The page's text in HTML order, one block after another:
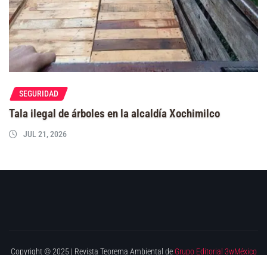
SEGURIDAD
Tala ilegal de árboles en la alcaldía Xochimilco
JUL 21, 2026
Copyright © 2025 | Revista Teorema Ambiental de Grupo Editorial 3wMéxico